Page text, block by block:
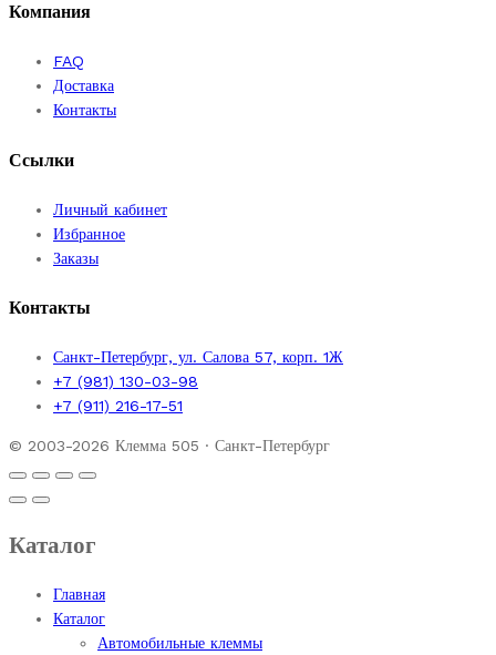
Компания
FAQ
Доставка
Контакты
Ссылки
Личный кабинет
Избранное
Заказы
Контакты
Санкт-Петербург, ул. Салова 57, корп. 1Ж
+7 (981) 130-03-98
+7 (911) 216-17-51
© 2003-2026 Клемма 505 · Санкт-Петербург
Каталог
Главная
Каталог
Автомобильные клеммы